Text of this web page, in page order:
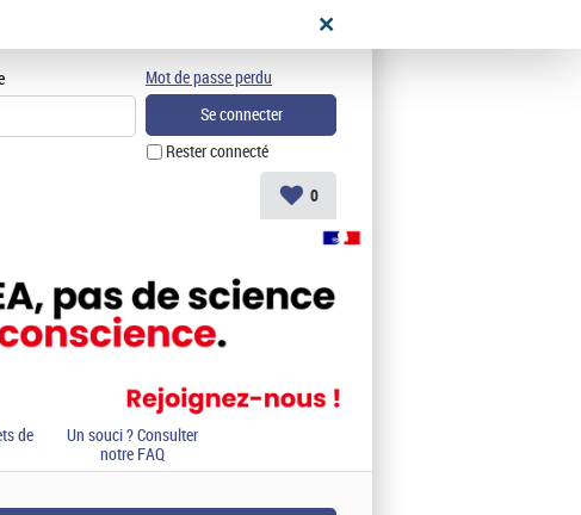
Rester connecté
Mot de passe perdu
0
de
Un souci ? Consulter
notre FAQ